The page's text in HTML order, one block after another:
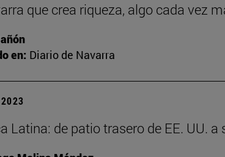
que crea riqueza, algo cada vez
en: Diario de Navarra
Latina: de patio trasero de EE. UU. a